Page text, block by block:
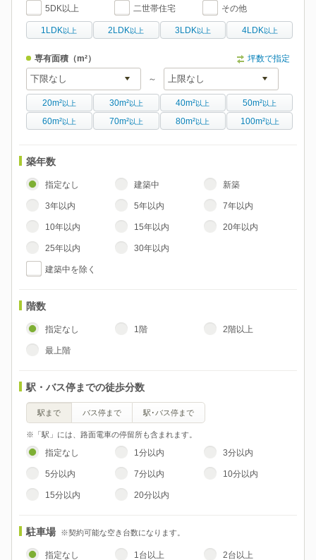
5DK以上 二世帯住宅 その他
1LDK 以上 2LDK 以上 3LDK 以上 4LDK 以上
専有面積（m²） 坪数で指定
～
20m²以上 30m²以上 40m²以上 50m²以上
60m²以上 70m²以上 80m²以上 100m²以上
築年数
指定なし 建築中 新築
3年以内 5年以内 7年以内
10年以内 15年以内 20年以内
25年以内 30年以内
建築中を除く
階数
指定なし 1階 2階以上
最上階
駅・バス停までの徒歩分数
駅まで バス停まで 駅･バス停まで
指定なし 1分以内 3分以内
5分以内 7分以内 10分以内
15分以内 20分以内
※「駅」には、路面電車の停留所も含まれます。
駐車場 ※契約可能な空き台数になります。
指定なし 1台以上 2台以上